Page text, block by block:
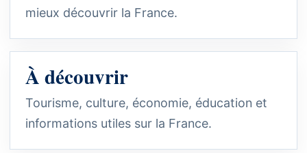
mieux découvrir la France.
À découvrir
Tourisme, culture, économie, éducation et
informations utiles sur la France.